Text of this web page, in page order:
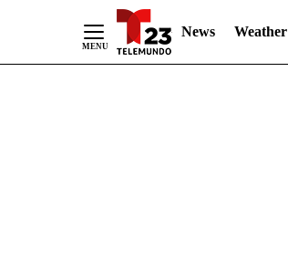
News Weather